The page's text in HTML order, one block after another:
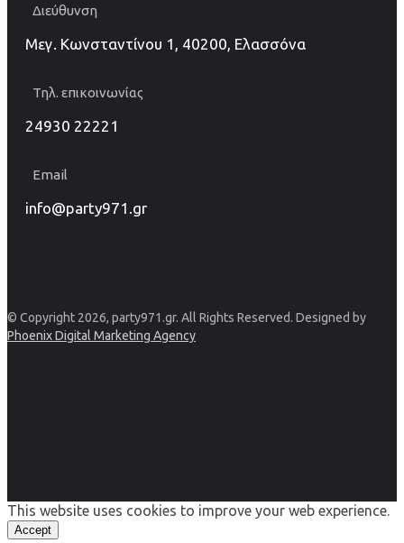
Διεύθυνση
Μεγ. Κωνσταντίνου 1, 40200, Ελασσόνα
Τηλ. επικοινωνίας
24930 22221
Email
info@party971.gr
© Copyright 2026, party971.gr. All Rights Reserved. Designed by
Phoenix Digital Marketing Agency
This website uses cookies to improve your web experience.
Accept